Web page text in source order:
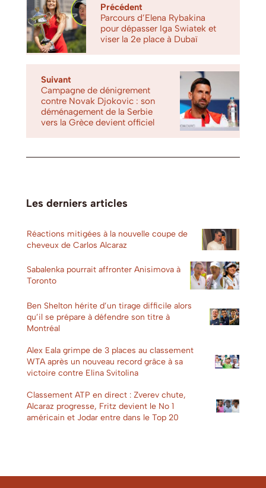
Précédent
Parcours d’Elena Rybakina
pour dépasser Iga Swiatek et
viser la 2e place à Dubaï
Suivant
Campagne de dénigrement
contre Novak Djokovic : son
déménagement de la Serbie
vers la Grèce devient officiel
Les derniers articles
Réactions mitigées à la nouvelle coupe de
cheveux de Carlos Alcaraz
Sabalenka pourrait affronter Anisimova à
Toronto
Ben Shelton hérite d’un tirage difficile alors
qu’il se prépare à défendre son titre à
Montréal
Alex Eala grimpe de 3 places au classement
WTA après un nouveau record grâce à sa
victoire contre Elina Svitolina
Classement ATP en direct : Zverev chute,
Alcaraz progresse, Fritz devient le No 1
américain et Jodar entre dans le Top 20